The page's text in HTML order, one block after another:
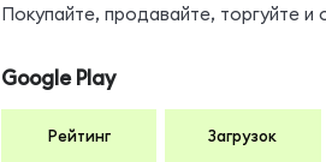
Покупайте, продавайте, торгуйте
Google Play
Рейтинг Загрузок